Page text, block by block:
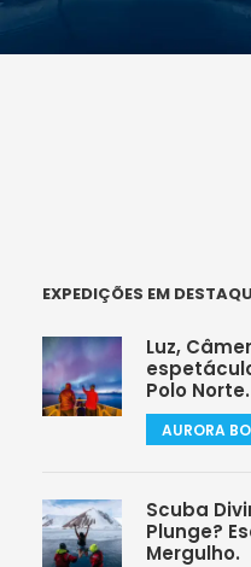
EXPEDIÇÕES EM
Luz,
Polo Norte.
AURORA
Scuba
Plunge?
Mergulho.